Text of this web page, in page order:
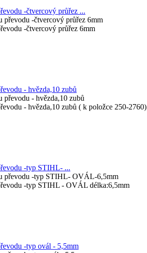
-čtvercový průřez ...
-čtvercový průřez 6mm
- hvězda,10 zubů
- hvězda,10 zubů ( k položce 250-2760)
-typ STIHL- ...
-typ STIHL - OVÁL délka:6,5mm
-typ ovál - 5,5mm